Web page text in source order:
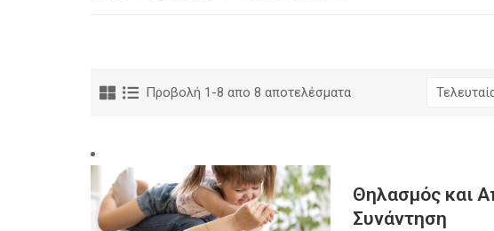
Προβολή 1-8 απο 8 αποτελέσματα
Θηλασμός και
Συνάντηση